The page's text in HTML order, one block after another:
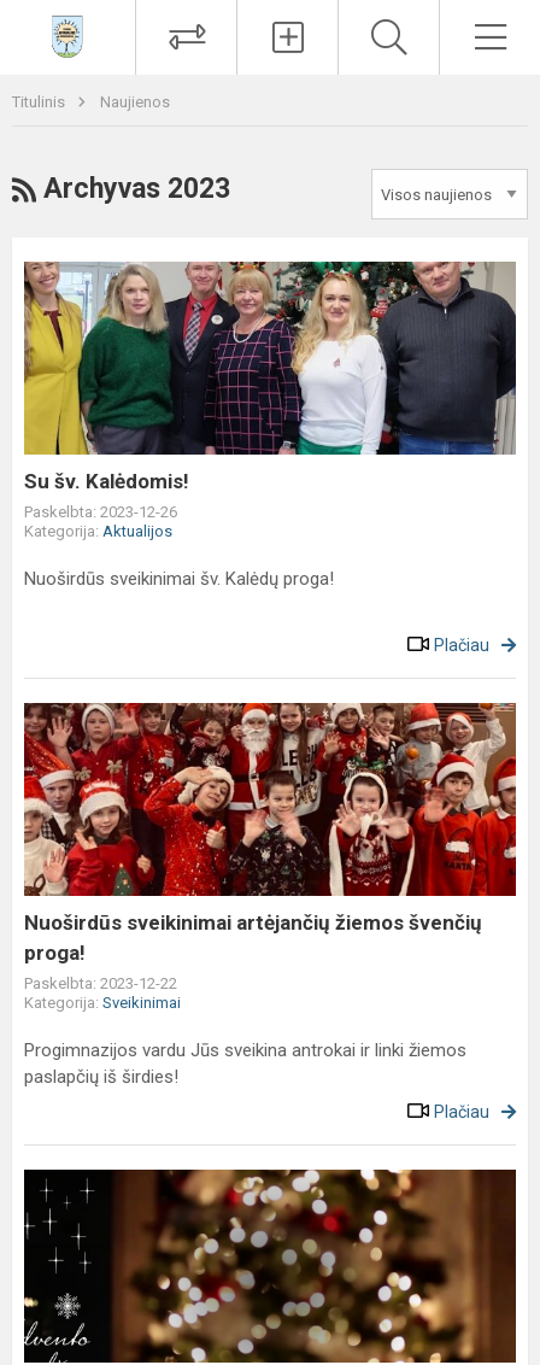
Titulinis Naujienos
RSS
Archyvas 2023
Su
šv.
Kalėdomis!
Su šv. Kalėdomis!
Paskelbta: 2023-12-26
Kategorija: Aktualijos
Nuoširdūs sveikinimai šv. Kalėdų proga!
Plačiau
Nuoširdūs
sveikinimai
artėjančių
žiemos
švenčių
proga!
Nuoširdūs sveikinimai artėjančių žiemos švenčių
proga!
Paskelbta: 2023-12-22
Kategorija: Sveikinimai
Progimnazijos vardu Jūs sveikina antrokai ir linki žiemos
paslapčių iš širdies!
Plačiau
Adventas
su
1-
klasių
mokiniais